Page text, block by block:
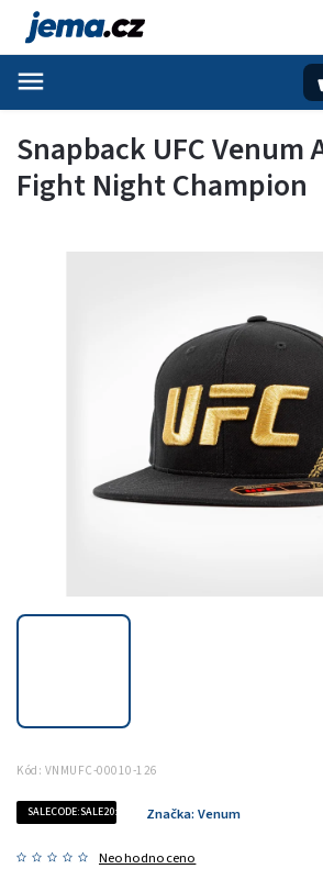
Snapback UFC
Fight Night Champion
Kód: VNMUFC-00010-126
SALECODE:SALE20:20:%
Neohodnoceno
Značka: Venum